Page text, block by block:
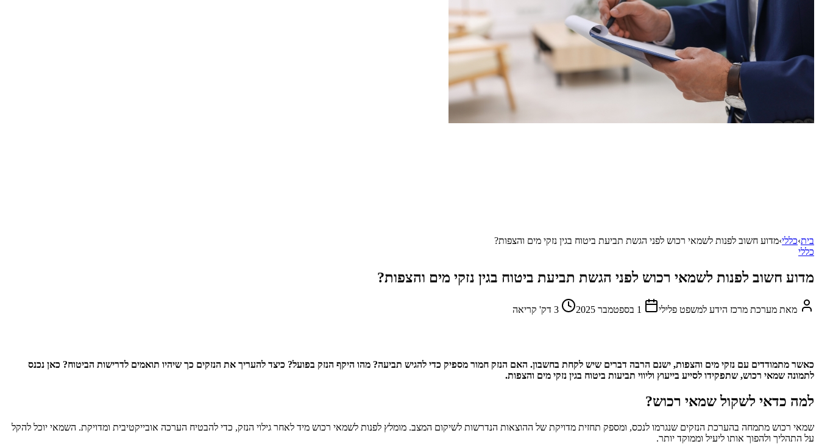
בית›כללי›מדוע חשוב לפנות לשמאי רכוש לפני הגשת תביעת ביטוח בגין נזקי מים והצפות?
כללי
מדוע חשוב לפנות לשמאי רכוש לפני הגשת תביעת ביטוח בגין נזקי מים והצפות?
מאת מערכת מרכז הידע למשפט פלילי 1 בספטמבר 2025 3 דק' קריאה
כאשר מתמודדים עם נזקי מים והצפות, ישנם הרבה דברים שיש לקחת בחשבון. האם הנזק חמור מספיק כדי להגיש תביעה? מהו היקף הנזק בפועל? כיצד להעריך את הנזקים כך שיהיו תואמים לדרישות הביטוח? כאן נכנס
לתמונה שמאי רכוש, שתפקידו לסייע בייעוץ וליווי תביעות ביטוח בגין נזקי מים והצפות.
למה כדאי לשקול שמאי רכוש?
שמאי רכוש מתמחה בהערכת הנזקים שנגרמו לנכס, ומספק תחזית מדויקת של ההוצאות הנדרשות לשיקום המצב. מומלץ לפנות לשמאי רכוש מיד לאחר גילוי הנזק, כדי להבטיח הערכה אובייקטיבית ומדויקת. השמאי יוכל להקל
על התהליך ולהפוך אותו ליעיל וממוקד יותר.